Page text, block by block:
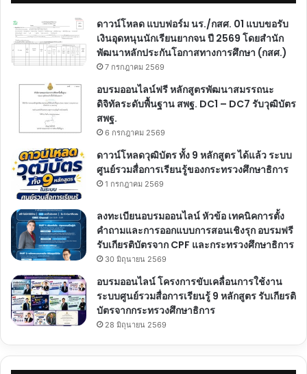
ดาวน์โหลด แบบฟอร์ม นร./กสศ. 01 แบบขอรับ
เงินอุดหนุนนักเรียนยากจน ปี 2569 โดยสำนัก
พัฒนาหลักประกันโอกาสทางการศึกษา (กสศ.)
7 กรกฎาคม 2569
อบรมออนไลน์ฟรี หลักสูตรพัฒนาสมรรถนะ
ดิจิทัลระดับพื้นฐาน สพฐ. DC1 – DC7 รับวุฒิบัตร
สพฐ.
6 กรกฎาคม 2569
ดาวน์โหลดวุฒิบัตร ทั้ง 9 หลักสูตร ได้แล้ว ระบบ
ศูนย์รวมสื่อการเรียนรู้ของกระทรวงศึกษาธิการ
1 กรกฎาคม 2569
ลงทะเบียนอบรมออนไลน์ หัวข้อ เทคนิคการตั้ง
คำถามและการออกแบบการสอนเชิงรุก อบรมฟรี
รับเกียรติบัตรจาก CPF และกระทรวงศึกษาธิการ
30 มิถุนายน 2569
อบรมออนไลน์ โครงการขับเคลื่อนการใช้งาน
ระบบศูนย์รวมสื่อการเรียนรู้ 9 หลักสูตร รับเกียรติ
บัตรจากกระทรวงศึกษาธิการ
28 มิถุนายน 2569